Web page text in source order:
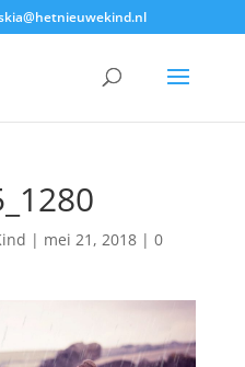
| mei 21, 2018| 0